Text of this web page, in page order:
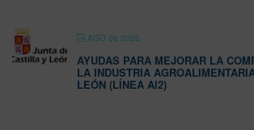
AGO 06 2026
AYUDAS PARA MEJORAR LA
LA INDUSTRIA
LEÓN (LÍNEA AI2)